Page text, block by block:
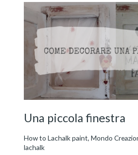
Una piccola finestra
How to Lachalk paint,Mondo
lachalk
finestra